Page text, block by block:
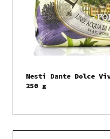
Nesti Dante Dolce
250 g